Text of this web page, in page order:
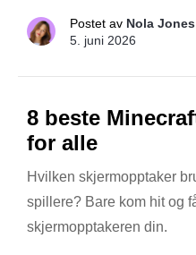
Postet av Nola Jones
5. juni 2026
8 beste
for alle
Hvilken skjermopptaker
spillere? Bare kom hit og
skjermopptakeren din.